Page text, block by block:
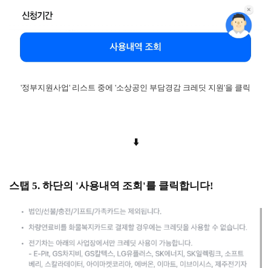
'정부지원사업' 리스트 중에 '소상공인 부담경감 크레딧 지원'을 클릭
⬇️
스탭 5. 하단의 '사용내역 조회'를 클릭합니다!